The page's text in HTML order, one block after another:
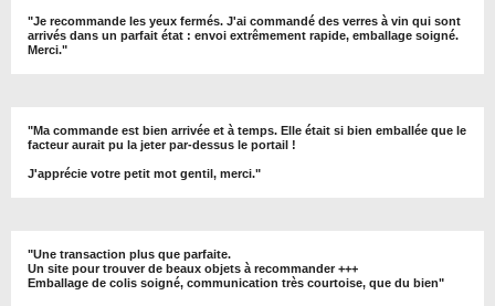
"Je recommande les yeux fermés. J'ai commandé des verres à vin qui sont
arrivés dans un parfait état : envoi extrêmement rapide, emballage soigné.
Merci."
"Ma commande est bien arrivée et à temps. Elle était si bien emballée que le
facteur aurait pu la jeter par-dessus le portail !
J'apprécie votre petit mot gentil, merci."
"Une transaction plus que parfaite.
Un site pour trouver de beaux objets à recommander +++
Emballage de colis soigné, communication très courtoise, que du bien"